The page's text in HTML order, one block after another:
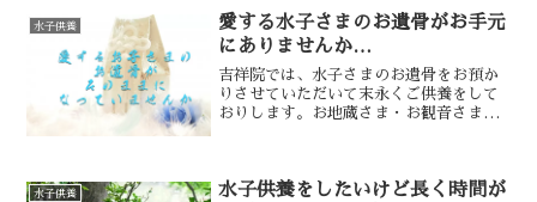
水子供養
愛する水子さまのお遺骨がお手元
にありませんか…
吉祥院では、水子さまのお遺骨をお預か
りさせていただいて末永くご供養をして
おりします。お地蔵さま・お観音さまの
水子供養
水子供養をしたいけど長く時間が